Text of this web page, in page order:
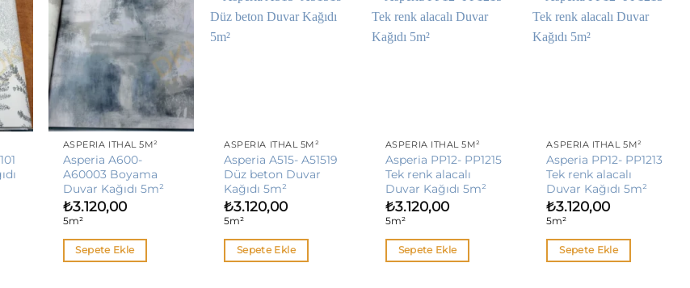
ASPERIA İTHAL 5M²
Asperia A600-
A60003 Boyama
Duvar Kağıdı 5m²
₺3.120,00
5m²
Sepete Ekle
ASPERIA İTHAL 5M²
Asperia A515- A51519
Düz beton Duvar
Kağıdı 5m²
₺3.120,00
5m²
Sepete Ekle
ASPERIA İTHAL 5M²
Asperia PP12- PP1215
Tek renk alacalı
Duvar Kağıdı 5m²
₺3.120,00
5m²
Sepete Ekle
ASPERIA İTHAL 5M²
Asperia PP12- PP1213
Tek renk alacalı
Duvar Kağıdı 5m²
₺3.120,00
5m²
Sepete Ekle